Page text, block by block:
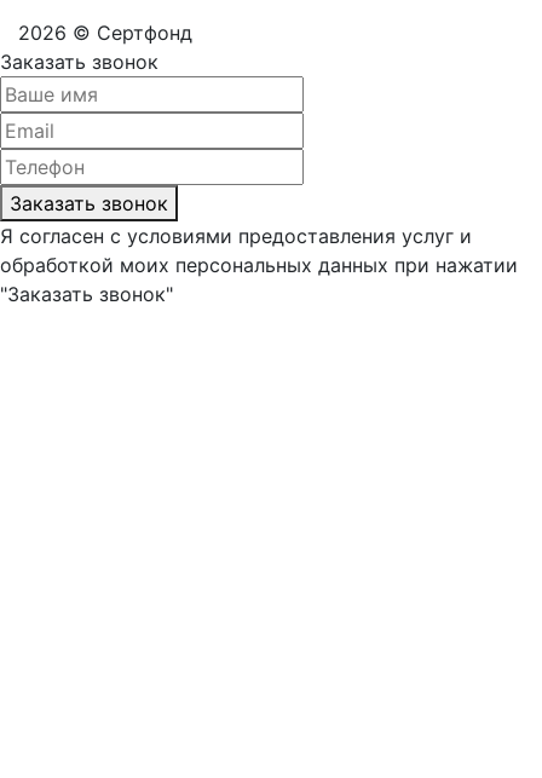
2026 © Сертфонд
Заказать звонок
Заказать звонок
Я согласен с условиями предоставления услуг и
обработкой моих персональных данных при нажатии
"Заказать звонок"